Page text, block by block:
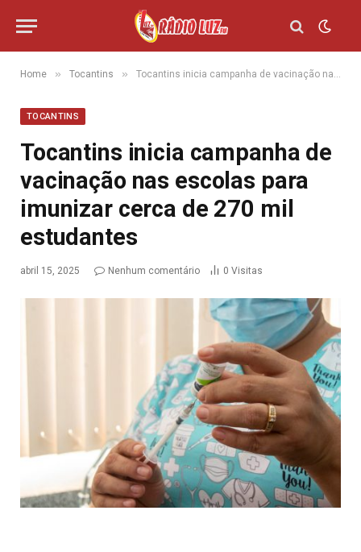
Home » Tocantins » Tocantins inicia campanha de vacinação nas escolas para imunizar cerca de 270 mil estudantes
TOCANTINS
Tocantins inicia campanha de
vacinação nas escolas para
imunizar cerca de 270 mil
estudantes
abril 15, 2025 Nenhum comentário 0 Visitas